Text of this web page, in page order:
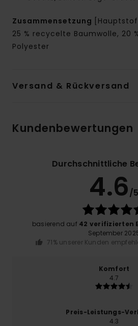
Zusammensetzung
25 % recycelte Baumwolle, 20
Polyester
Versand & Rückversand
Kundenbewertungen
Durchschnittliche
4.6/5
basierend auf 42 verifizierten
September
71% unserer Kunden
Komfort
4.7
Preis-Leistungs-
4.3